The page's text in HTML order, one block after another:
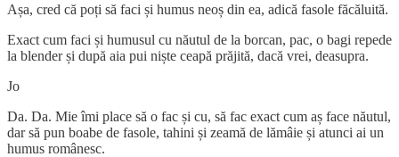
Așa, cred că poți să faci și humus neoș din ea, adică fasole făcăluită.
Exact cum faci și humusul cu năutul de la borcan, pac, o bagi repede
la blender și după aia pui niște ceapă prăjită, dacă vrei, deasupra.
Jo
Da. Da. Mie îmi place să o fac și cu, să fac exact cum aș face năutul,
dar să pun boabe de fasole, tahini și zeamă de lămâie și atunci ai un
humus românesc.